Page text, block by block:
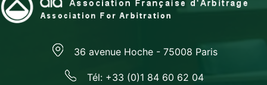
36 avenue Hoche - 75008 Paris
Tél: +33 (0)1 84 60 62 04